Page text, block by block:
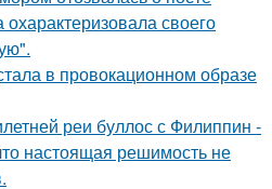
своего
в провокационном образе
реи буллос с Филиппин -
настоящая решимость не